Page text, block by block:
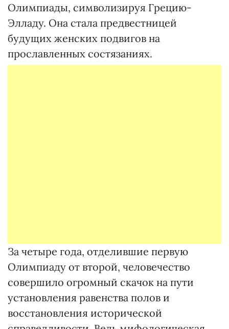
Олимпиады, символизируя Грецию-
Элладу. Она стала предвестницей
будущих женских подвигов на
прославленных состязаниях.
За четыре года, отделившие первую
Олимпиаду от второй, человечество
совершило огромный скачок на пути
установления равенства полов и
восстановления исторической